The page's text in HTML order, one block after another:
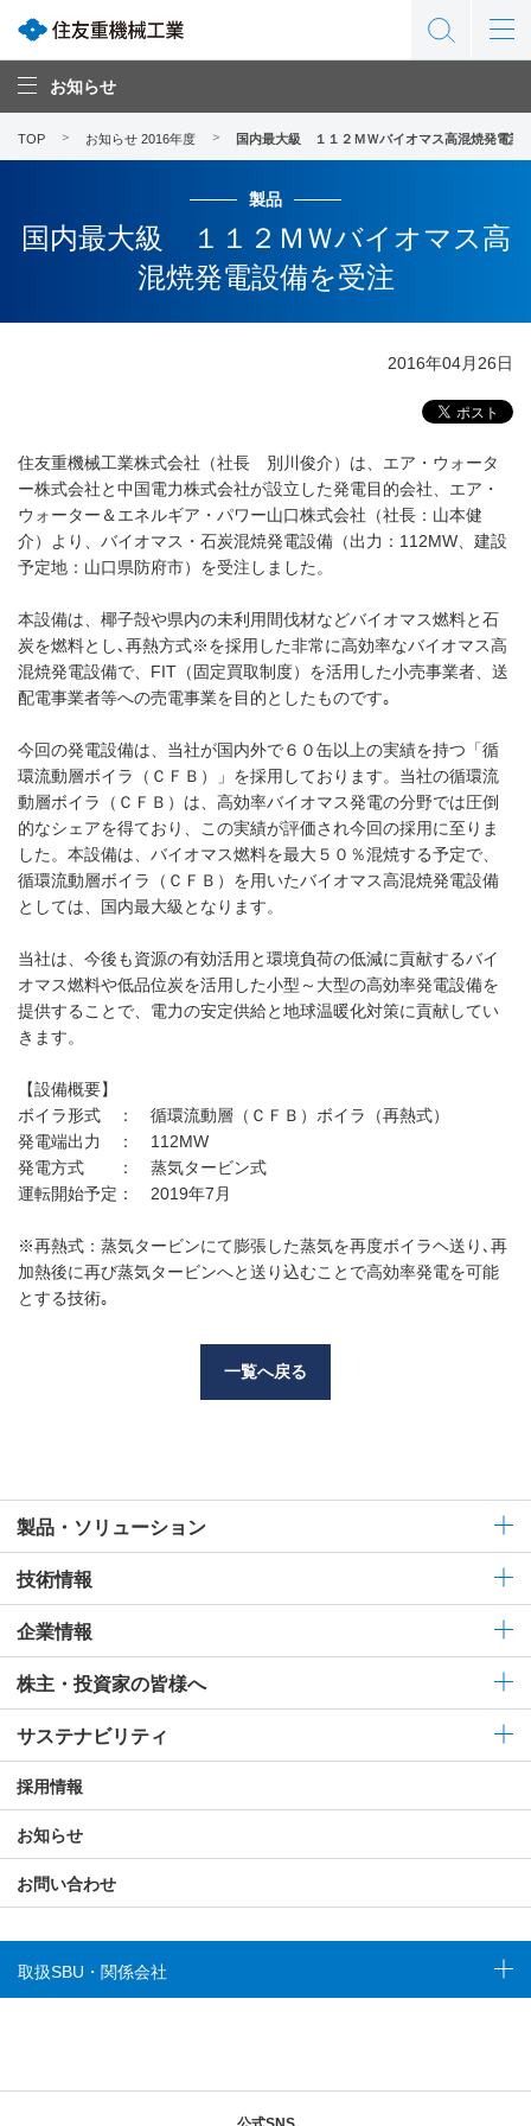
お知らせ
TOP お知らせ 2016年度 国内最大級 １１２ＭＷバイオマス高混焼発電設
製品
国内最大級 １１２ＭＷバイオマス高
混焼発電設備を受注
2016年04月26日
住友重機械工業株式会社（社長 別川俊介）は、エア・ウォータ
ー株式会社と中国電力株式会社が設立した発電目的会社、エア・
ウォーター＆エネルギア・パワー山口株式会社（社長：山本健
介）より、バイオマス・石炭混焼発電設備（出力：112MW、建設
予定地：山口県防府市）を受注しました。
本設備は、椰子殻や県内の未利用間伐材などバイオマス燃料と石
炭を燃料とし､再熱方式※を採用した非常に高効率なバイオマス高
混焼発電設備で、FIT（固定買取制度）を活用した小売事業者、送
配電事業者等への売電事業を目的としたものです｡
今回の発電設備は、当社が国内外で６０缶以上の実績を持つ「循
環流動層ボイラ（ＣＦＢ）」を採用しております。当社の循環流
動層ボイラ（ＣＦＢ）は、高効率バイオマス発電の分野では圧倒
的なシェアを得ており、この実績が評価され今回の採用に至りま
した。本設備は、バイオマス燃料を最大５０％混焼する予定で、
循環流動層ボイラ（ＣＦＢ）を用いたバイオマス高混焼発電設備
としては、国内最大級となります。
当社は、今後も資源の有効活用と環境負荷の低減に貢献するバイ
オマス燃料や低品位炭を活用した小型～大型の高効率発電設備を
提供することで、電力の安定供給と地球温暖化対策に貢献してい
きます。
【設備概要】
ボイラ形式 ： 循環流動層（ＣＦＢ）ボイラ（再熱式）
発電端出力 ： 112MW
発電方式 ： 蒸気タービン式
運転開始予定： 2019年7月
※再熱式：蒸気タービンにて膨張した蒸気を再度ボイラヘ送り､再
加熱後に再び蒸気タービンへと送り込むことで高効率発電を可能
とする技術｡
一覧へ戻る
製品・ソリューション
技術情報
企業情報
株主・投資家の皆様へ
サステナビリティ
採用情報
お知らせ
お問い合わせ
取扱SBU・関係会社